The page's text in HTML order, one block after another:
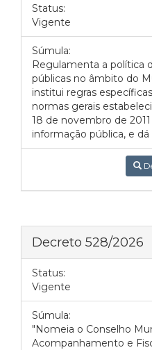
Status:
Vigente
Súmula:
Regulamenta a política
públicas no âmbito do
institui regras
normas gerais
18 de novembro de
informação pública, e
Decreto 528/2026
Status:
Vigente
Súmula:
"Nomeia o Conselho
Acompanhamento e